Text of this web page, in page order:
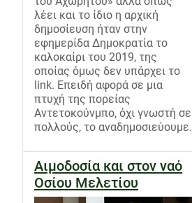
λέει και το ίδιο η αρχική
δημοσίευση ήταν στην
εφημερίδα Δημοκρατία το
καλοκαίρι του 2019, της
οποίας όμως δεν υπάρχει το
link. Επειδή αφορά σε μια
πτυχή της πορείας
Αντετοκούνμπο, όχι γνωστή σε
πολλούς, το αναδημοσιεύουμε.
Αιμοδοσία και στον ναό
Οσίου Μελετίου